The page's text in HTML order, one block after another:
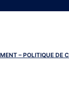
– POLITIQUE DE